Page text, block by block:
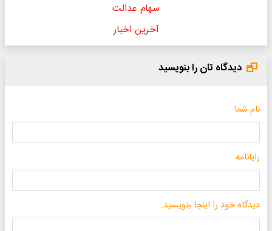
سهام عدالت
آخرین اخبار
دیدگاه تان را بنویسید
نام شما
رایانامه
دیدگاه خود را اینجا بنویسید: